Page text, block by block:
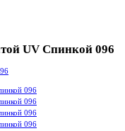
UV Спинкой 096